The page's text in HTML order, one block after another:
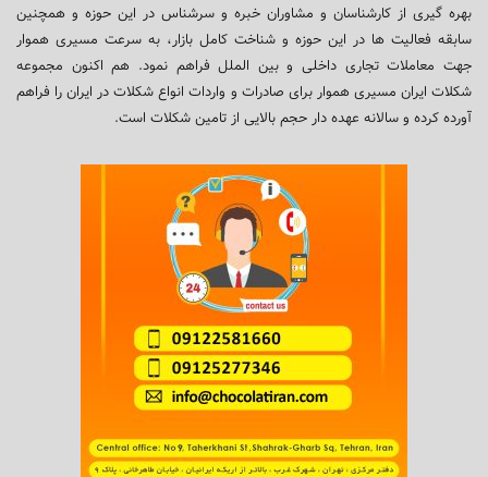
بهره گیری از کارشناسان و مشاوران خبره و سرشناس در این حوزه و همچنین
سابقه فعالیت ها در این حوزه و شناخت کامل بازار، به سرعت مسیری هموار
جهت معاملات تجاری داخلی و بین الملل فراهم نمود. هم اکنون مجموعه
شکلات ایران مسیری هموار برای صادرات و واردات انواع شکلات در ایران را فراهم
آورده کرده و سالانه عهده دار حجم بالایی از تامین شکلات است.